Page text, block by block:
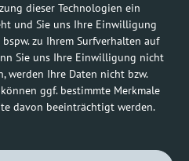
dieser Technologien ein
und Sie uns Ihre Einwilligung
zu Ihrem Surfverhalten auf
Sie uns Ihre Einwilligung nicht
werden Ihre Daten nicht bzw.
ggf. bestimmte Merkmale
davon beeinträchtigt werden.